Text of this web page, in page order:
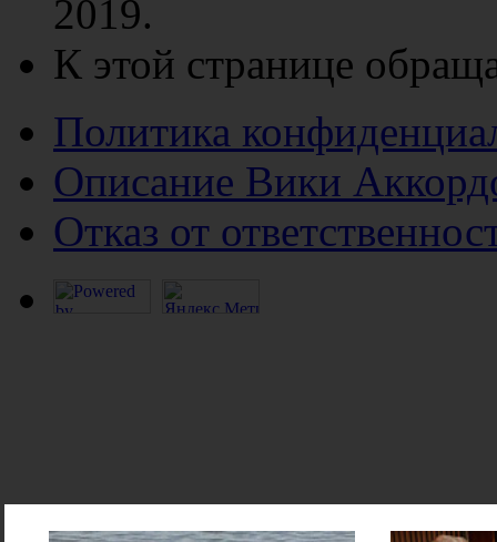
2019.
К этой странице
Политика
Описание Вики
Отказ от